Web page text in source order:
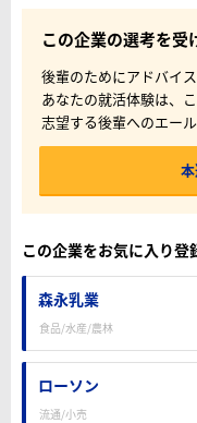
この企業の選考を受
後輩のためにアドバイ
あなたの就活体験は、
志望する後輩へのエー
この企業をお気に入り
森永乳業
食品/水産/農林
ローソン
流通/小売